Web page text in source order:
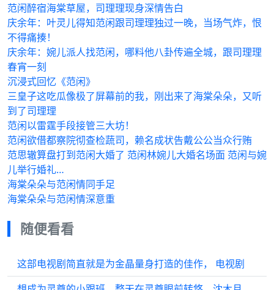
范闲醉宿海棠草屋，司理理现身深情告白
庆余年：叶灵儿得知范闲跟司理理独过一晚，当场气炸，恨
不得痛揍！
庆余年：婉儿派人找范闲，哪料他八卦传遍全城，跟司理理
春宵一刻
沉浸式回忆《范闲》
三皇子这吃瓜像极了屏幕前的我，刚出来了海棠朵朵，又听
到了司理理
范闲以雷霆手段接管三大坊！
范闲欲借都察院彻查检蔬司，赖名成状告戴公公当众行贿
范思辙算盘打到范闲大婚了 范闲林婉儿大婚名场面 范闲与婉
儿举行婚礼…
海棠朵朵与范闲情同手足
海棠朵朵与范闲情深意重
随便看看
这部电视剧简直就是为金晶量身打造的佳作， 电视剧